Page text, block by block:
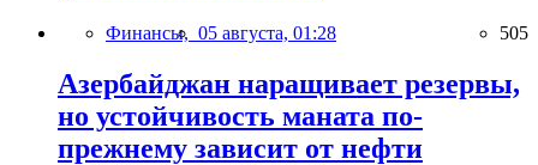
Финансы, 05 августа, 01:28 505
Азербайджан наращивает резервы,
но устойчивость маната по-
прежнему зависит от нефти